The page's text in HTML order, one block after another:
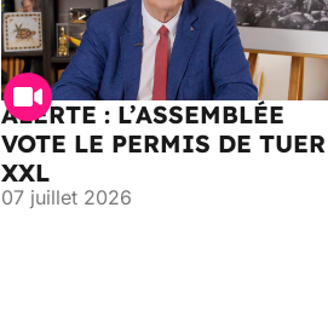
ALERTE : L’ASSEMBLÉE
VOTE LE PERMIS DE TUER
XXL
07 juillet 2026